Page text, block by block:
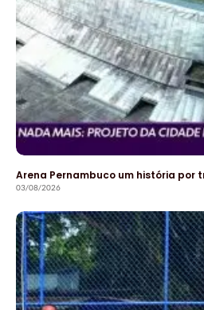
Arena Pernambuco um história por
03/08/2026